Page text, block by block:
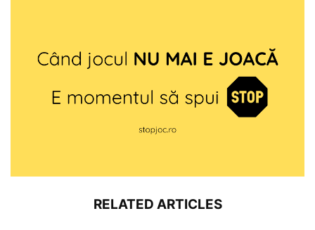
RELATED ARTICLES